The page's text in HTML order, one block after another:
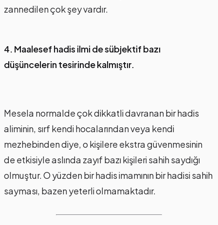
zannedilen çok şey vardır.
4. Maalesef hadis ilmi de sübjektif bazı
düşüncelerin tesirinde kalmıştır.
Mesela normalde çok dikkatli davranan bir hadis
aliminin, sırf kendi hocalarından veya kendi
mezhebinden diye, o kişilere ekstra güvenmesinin
de etkisiyle aslında zayıf bazı kişileri sahih saydığı
olmuştur. O yüzden bir hadis imamının bir hadisi sahih
sayması, bazen yeterli olmamaktadır.